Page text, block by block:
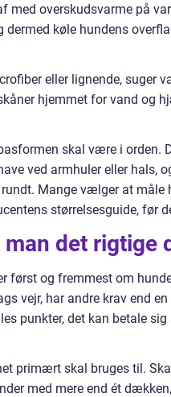
med overskudsvarme på
køle hundens
eller lignende, suger
hjemmet for vand og
skal være i
ved armhuler eller hals,
Mange vælger at
størrelsesguide, før
det rigtige
først og fremmest om
vejr, har andre krav end
punkter, det kan betale sig
primært skal bruges til.
med mere end ét